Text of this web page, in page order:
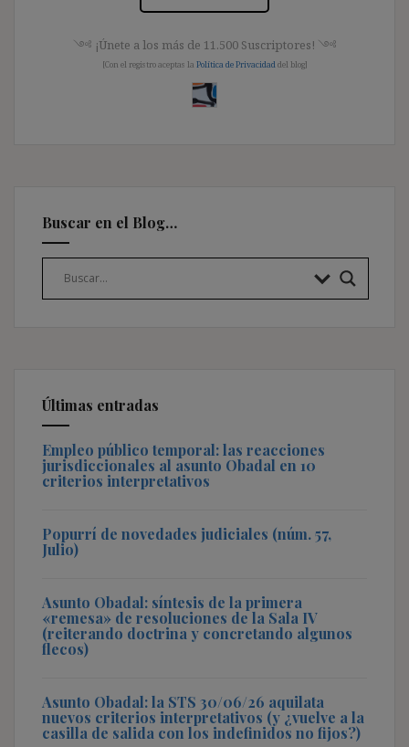
༺ ¡Únete a los más de 11.500 Suscriptores! ༺
[Con el registro aceptas la Política de Privacidad del blog]
Buscar en el Blog…
Últimas entradas
Empleo público temporal: las reacciones
jurisdiccionales al asunto Obadal en 10
criterios interpretativos
Popurrí de novedades judiciales (núm. 57,
Julio)
Asunto Obadal: síntesis de la primera
«remesa» de resoluciones de la Sala IV
(reiterando doctrina y concretando algunos
flecos)
Asunto Obadal: la STS 30/06/26 aquilata
nuevos criterios interpretativos (y ¿vuelve a la
casilla de salida con los indefinidos no fijos?)